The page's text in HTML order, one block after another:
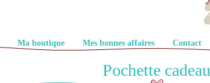
Ma boutique Mes bonnes affaires Contact
Pochette cadeau